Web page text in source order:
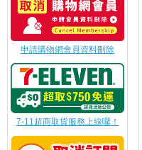
申請購物網會員資料刪除
7-11超商取貨服務上線囉！